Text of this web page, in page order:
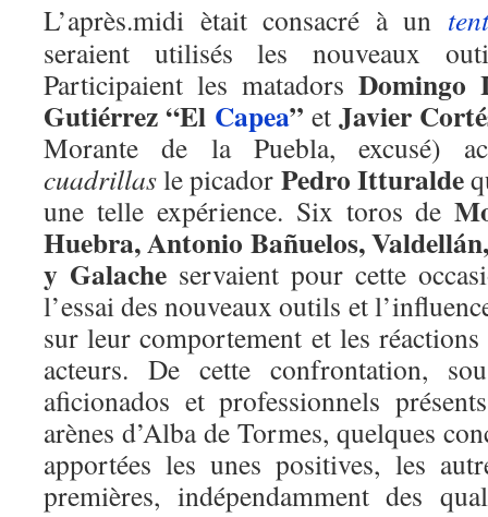
L’après.midi ètait consacré à un
seraient utilisés les nouveaux
Participaient les matadors Domingo
Gutiérrez “El Capea” et Javier
Morante de la Puebla, excusé)
cuadrillasle picador Pedro Itturalde
une telle expérience. Six toros de
Huebra, Antonio Bañuelos,
y Galache servaient pour cette
l’essai des nouveaux outils et
sur leur comportement et les réactions
acteurs. De cette confrontation,
aficionados et professionnels
arènes d’Alba de Tormes, quelques
apportées les unes positives, les
premières, indépendamment des